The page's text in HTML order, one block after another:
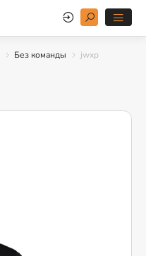
Без команды jwxp